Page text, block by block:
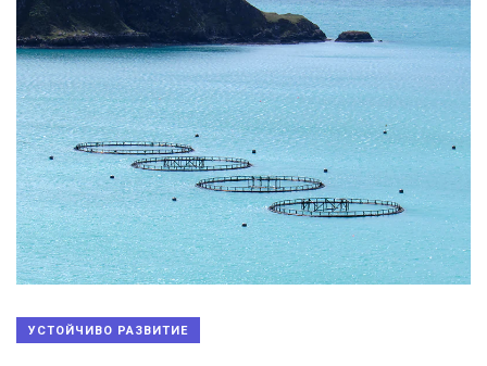
УСТОЙЧИВО РАЗВИТИЕ